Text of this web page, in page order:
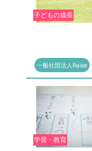
子どもの成長
一般社団法人Raise
学習・教育